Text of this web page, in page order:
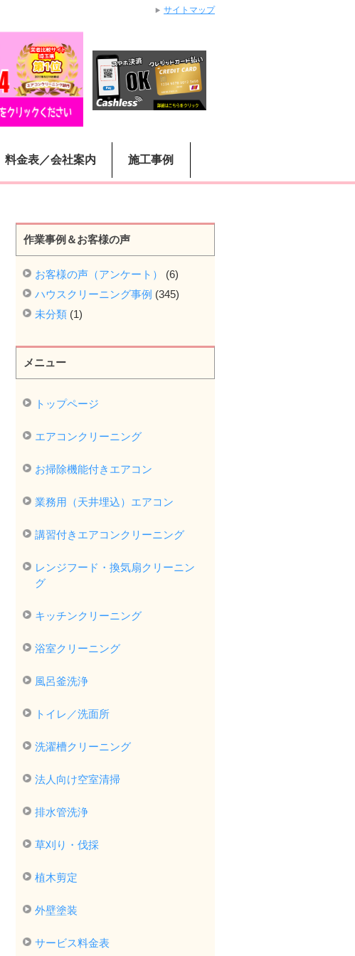
料金表／会社案内 施工事例
作業事例＆お客様の声
お客様の声（アンケート）
(6)
ハウスクリーニング事例 (345)
未分類 (1)
メニュー
トップページ
エアコンクリーニング
お掃除機能付きエアコン
業務用（天井埋込）エアコン
講習付きエアコンクリーニング
レンジフード・換気扇クリーニン
グ
キッチンクリーニング
浴室クリーニング
風呂釜洗浄
トイレ／洗面所
洗濯槽クリーニング
法人向け空室清掃
排水管洗浄
草刈り・伐採
植木剪定
外壁塗装
サービス料金表
サイトマップ